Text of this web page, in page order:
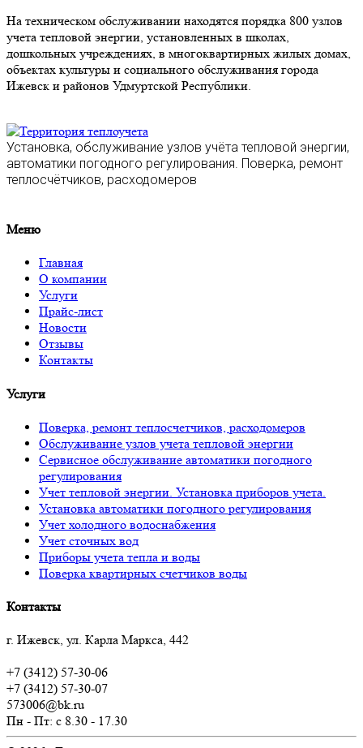
На техническом обслуживании находятся порядка 800 узлов
учета тепловой энергии, установленных в школах,
дошкольных учреждениях, в многоквартирных жилых домах,
объектах культуры и социального обслуживания города
Ижевск и районов Удмуртской Республики.
Установка, обслуживание узлов учёта тепловой энергии,
автоматики погодного регулирования. Поверка, ремонт
теплосчётчиков, расходомеров
Меню
Главная
О компании
Услуги
Прайс-лист
Новости
Отзывы
Контакты
Услуги
Поверка, ремонт теплосчетчиков, расходомеров
Обслуживание узлов учета тепловой энергии
Сервисное обслуживание автоматики погодного
регулирования
Учет тепловой энергии. Установка приборов учета.
Установка автоматики погодного регулирования
Учет холодного водоснабжения
Учет сточных вод
Приборы учета тепла и воды
Поверка квартирных счетчиков воды
Контакты
г. Ижевск, ул. Карла Маркса, 442
+7 (3412) 57-30-06
+7 (3412) 57-30-07
573006@bk.ru
Пн - Пт: c 8.30 - 17.30